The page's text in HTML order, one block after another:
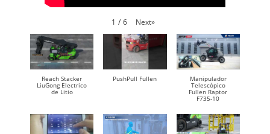
1 / 6 Next»
Reach Stacker
LiuGong Electrico
de Litio
PushPull Fullen
Manipulador
Telescópico
Fullen Raptor
F735-10